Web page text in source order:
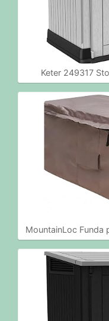
Keter 249317
MountainLoc Funda